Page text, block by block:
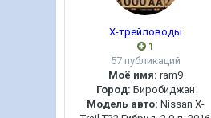
Х-трейловоды
1
57 публикаций
Моё имя: ram9
Город: Биробиджан
Модель авто: Nissan X-